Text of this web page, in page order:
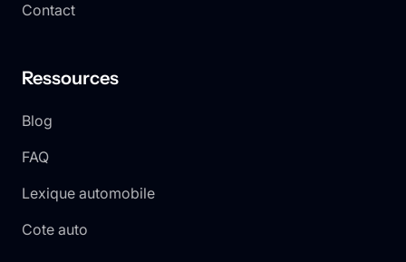
Contact
Ressources
Blog
FAQ
Lexique automobile
Cote auto